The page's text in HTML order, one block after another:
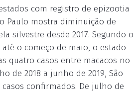
com registro de epizootia
Paulo mostra diminuição de
silvestre desde 2017. Segundo o
o começo de maio, o estado
quatro casos entre macacos no
de 2018 a junho de 2019, São
casos confirmados. De julho de